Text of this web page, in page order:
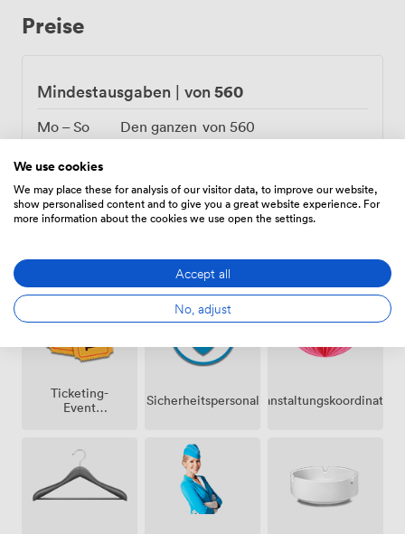
Preise
Mindestausgaben | von 560
Mo – So
Den ganzen von 560
Ausstattungen
Ticketing-
Event
SicherheitspersonalVeranstaltungskoordinatorin
We use cookies
We may place these for analysis of our visitor data, to improve our website,
show personalised content and to give you a great website experience. For
more information about the cookies we use open the settings.
Accept all
No, adjust